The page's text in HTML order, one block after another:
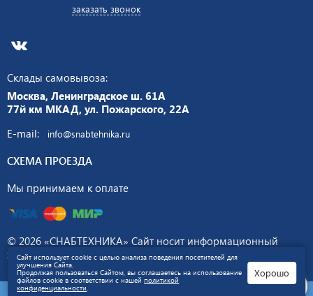
Сайт использует cookie с целью анализа поведения посетителей для
улучшения Сайта.
Продолжая пользоваться Сайтом, вы соглашаетесь на использование
файлов cookie в соответствии с нашейполитикой
конфиденциальности.
Хорошо
заказать звонок
Склады самовывоза:
Москва, Ленинградское ш. 61А
77й км МКАД, ул. Пожарского, 22А
E-mail:
info@snabtehnika.ru
СХЕМА ПРОЕЗДА
Мы принимаем к оплате
© 2026 «СНАБТЕХНИКА» Сайт носит информационный
характер и не является публичной офертой. Политика
конфиденциальности